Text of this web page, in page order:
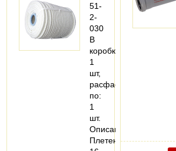
51-
2-
030
В
коробке:
1
шт,
расфасовано
по:
1
шт.
Описание:
Плетеный